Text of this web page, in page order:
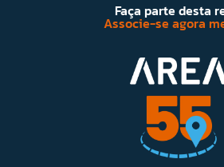
Faça parte desta
Associe-se agora